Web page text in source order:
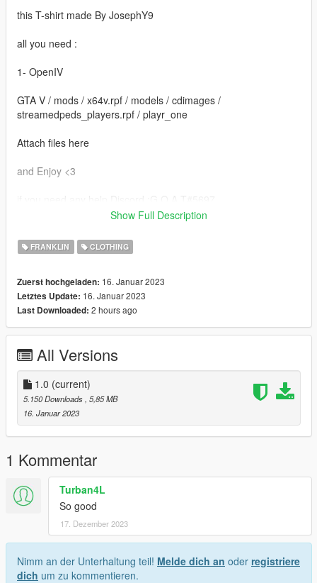
this T-shirt made By JosephY9
all you need :
1- OpenIV
GTA V / mods / x64v.rpf / models / cdimages /
streamedpeds_players.rpf / playr_one
Attach files here
and Enjoy <3
Show Full Description
FRANKLIN CLOTHING
Zuerst hochgeladen: 16. Januar 2023
Letztes Update: 16. Januar 2023
Last Downloaded: 2 hours ago
All Versions
1.0 (current)
5.150 Downloads , 5,85 MB
16. Januar 2023
1 Kommentar
Turban4L
So good
17. Dezember 2023
Nimm an der Unterhaltung teil! Melde dich an oder registriere
dich um zu kommentieren.